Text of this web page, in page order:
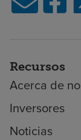
Recursos
Acerca de
Inversores
Noticias